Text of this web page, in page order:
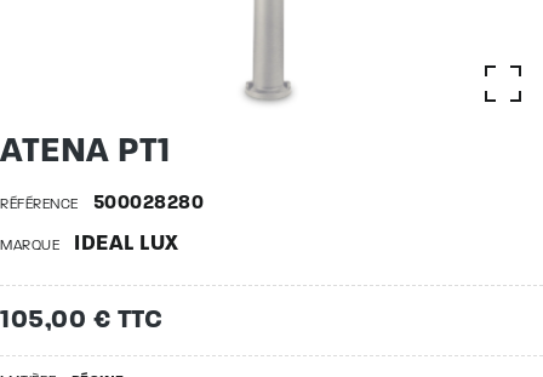
ATENA PT1
RÉFÉRENCE 500028280
MARQUE IDEAL LUX
105,00 € TTC